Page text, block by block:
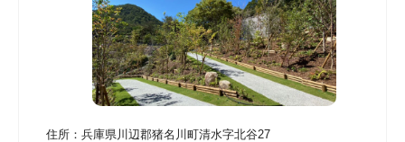
住所： 兵庫県川辺郡猪名川町清水字北谷27